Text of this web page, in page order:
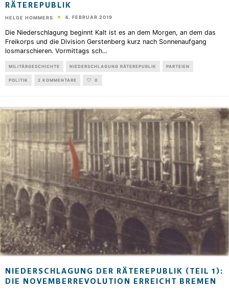
RÄTEREPUBLIK
HELGE HOMMERS 4. FEBRUAR 2019
Die Niederschlagung beginnt Kalt ist es an dem Morgen, an dem das
Freikorps und die Division Gerstenberg kurz nach Sonnenaufgang
losmarschieren. Vormittags sch...
MILITÄRGESCHICHTE NIEDERSCHLAGUNG RÄTEREPUBLIK PARTEIEN
POLITIK 2 KOMMENTARE 0
NIEDERSCHLAGUNG DER RÄTEREPUBLIK (TEIL 1):
DIE NOVEMBERREVOLUTION ERREICHT BREMEN